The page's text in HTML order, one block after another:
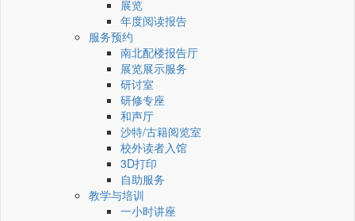
展览
年度阅读报告
服务预约
南北配楼报告厅
展览展示服务
研讨室
研修专座
和声厅
沙特/古籍阅览室
校外读者入馆
3D打印
自助服务
教学与培训
一小时讲座